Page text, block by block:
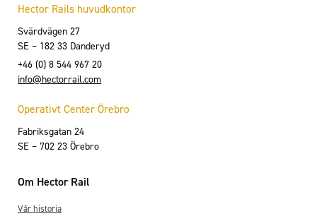
Hector Rails huvudkontor
Svärdvägen 27
SE – 182 33 Danderyd
+46 (0) 8 544 967 20
info@hectorrail.com
Operativt Center Örebro
Fabriksgatan 24
SE – 702 23 Örebro
Om Hector Rail
Vår historia